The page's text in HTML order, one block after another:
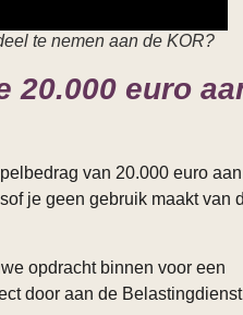
te nemen aan de KOR?
20.000 euro
van 20.000 euro aan
je geen gebruik maakt van
opdracht binnen voor een
door aan de